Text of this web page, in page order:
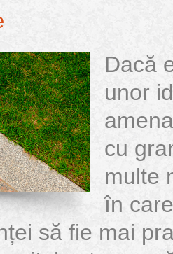
Dacă
unor
cu
multe
în
să fie mai